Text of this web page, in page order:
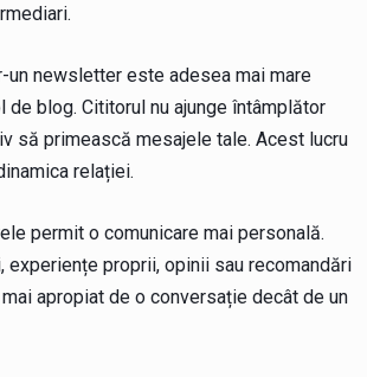
un newsletter este adesea mai mare
de blog. Cititorul nu ajunge întâmplător
să primească mesajele tale. Acest lucru
relației.
permit o comunicare mai personală.
proprii, opinii sau recomandări
apropiat de o conversație decât de un